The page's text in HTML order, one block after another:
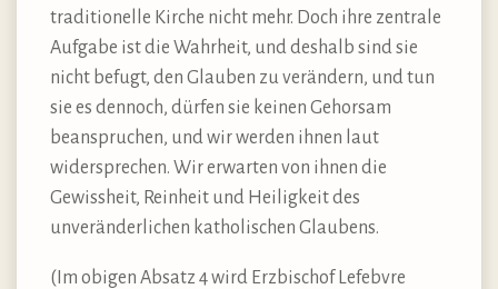
traditionelle Kirche nicht mehr. Doch ihre zentrale
Aufgabe ist die Wahrheit, und deshalb sind sie
nicht befugt, den Glauben zu verändern, und tun
sie es dennoch, dürfen sie keinen Gehorsam
beanspruchen, und wir werden ihnen laut
widersprechen. Wir erwarten von ihnen die
Gewissheit, Reinheit und Heiligkeit des
unveränderlichen katholischen Glaubens.
(Im obigen Absatz 4 wird Erzbischof Lefebvre